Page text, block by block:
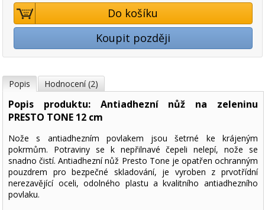
Do košíku
Koupit později
Popis Hodnocení (2)
Popis produktu: Antiadhezní nůž na zeleninu
PRESTO TONE 12 cm
Nože s antiadhezním povlakem jsou šetrné ke krájeným
pokrmům. Potraviny se k nepřilnavé čepeli nelepí, nože se
snadno čistí. Antiadhezní nůž Presto Tone je opatřen ochranným
pouzdrem pro bezpečné skladování, je vyroben z prvotřídní
nerezavějící oceli, odolného plastu a kvalitního antiadhezního
povlaku.